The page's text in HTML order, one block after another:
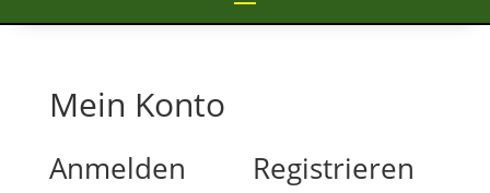
Mein Konto
Anmelden Registrieren